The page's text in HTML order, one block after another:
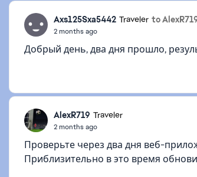
Axs125Sxa5442 Traveler to
2 months ago
Добрый день, два дня прошло,
AlexR719 Traveler
2 months ago
Проверьте через два дня веб-
Приблизительно в это время